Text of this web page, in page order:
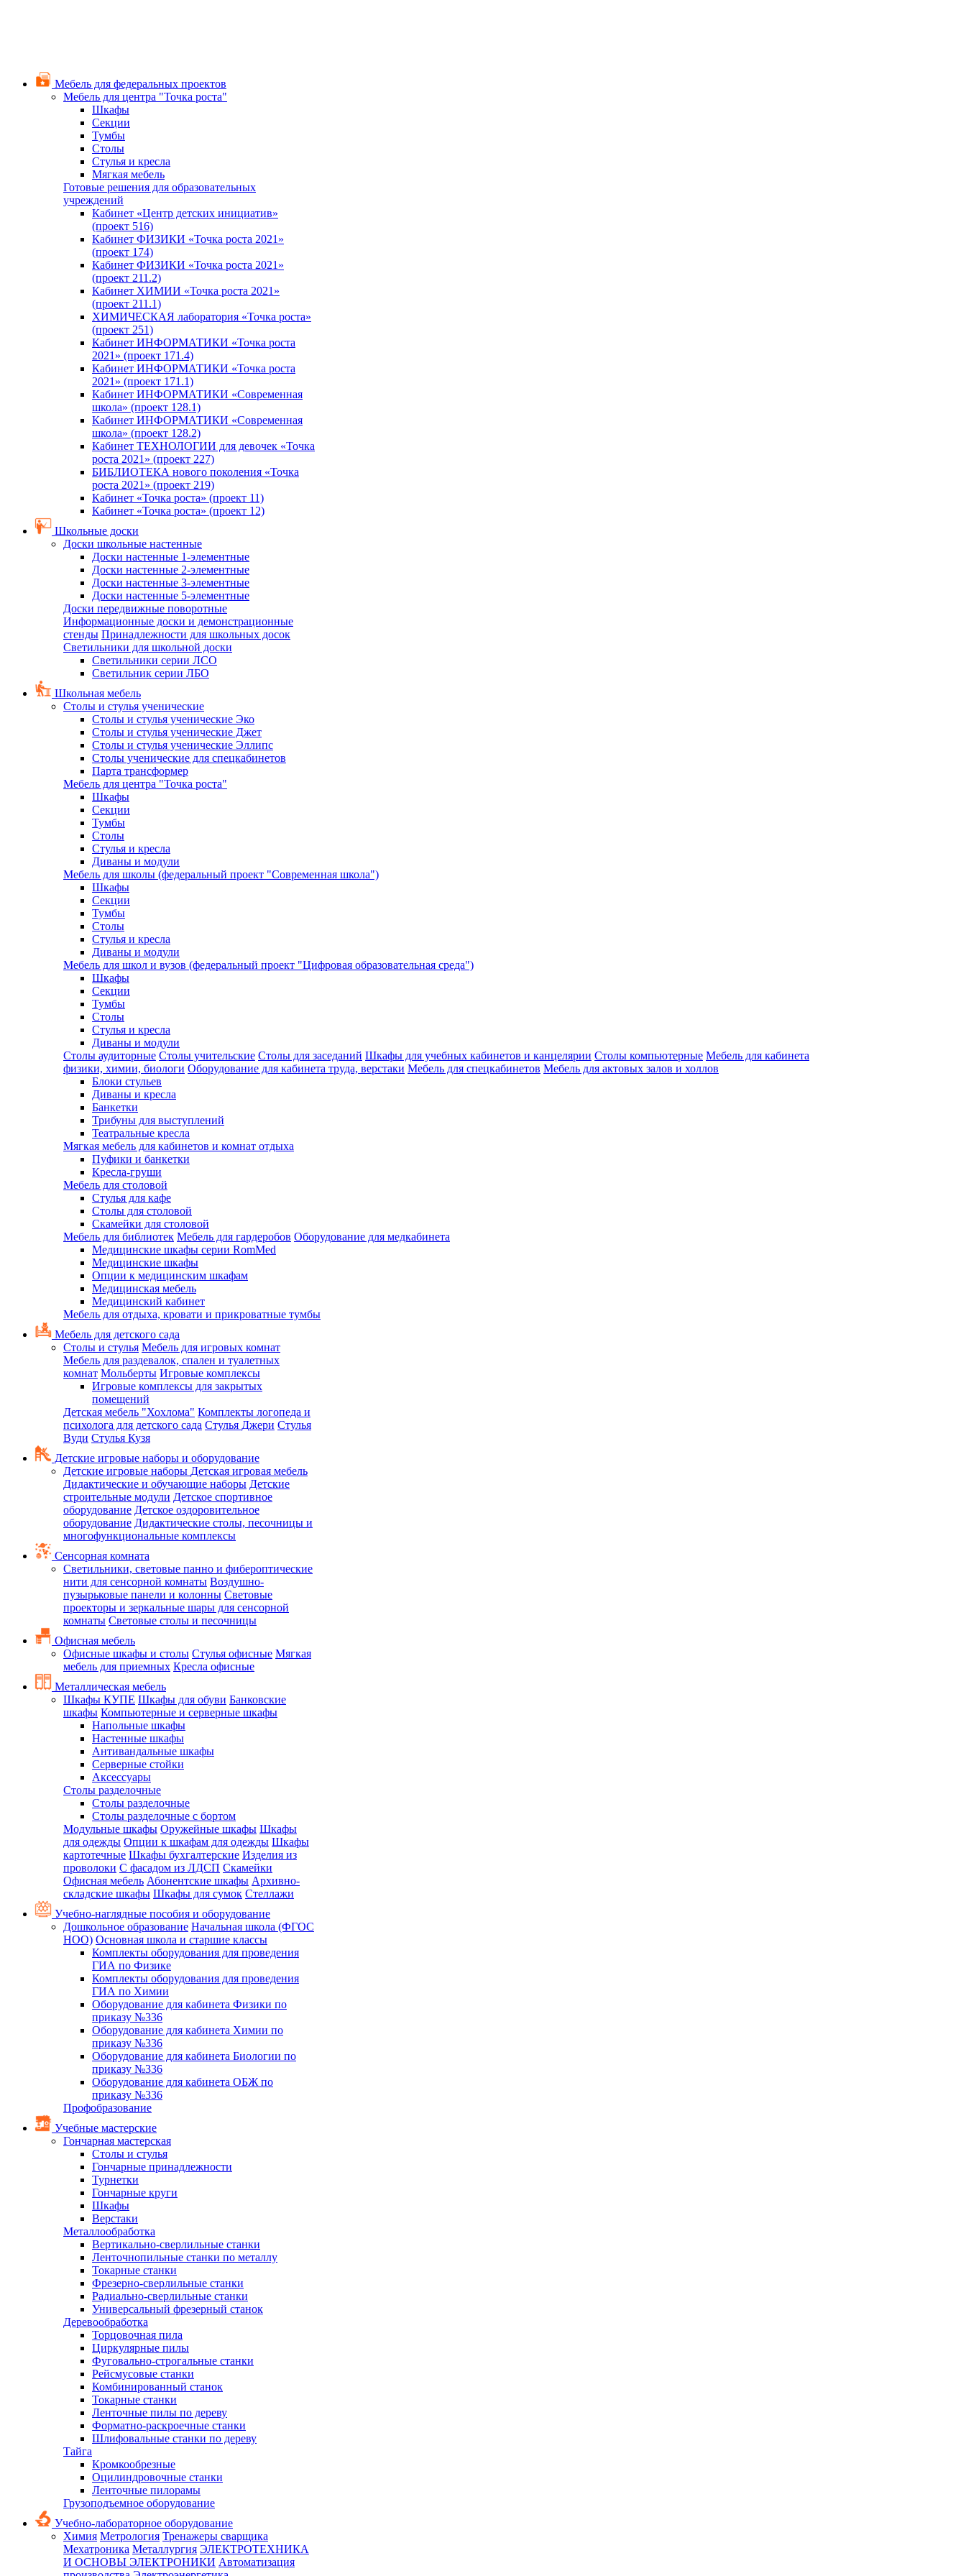
Мебель для федеральных проектов
Мебель для центра "Точка роста"
Шкафы
Секции
Тумбы
Столы
Стулья и кресла
Мягкая мебель
Готовые решения для образовательных
учреждений
Кабинет «Центр детских инициатив»
(проект 516)
Кабинет ФИЗИКИ «Точка роста 2021»
(проект 174)
Кабинет ФИЗИКИ «Точка роста 2021»
(проект 211.2)
Кабинет ХИМИИ «Точка роста 2021»
(проект 211.1)
ХИМИЧЕСКАЯ лаборатория «Точка роста»
(проект 251)
Кабинет ИНФОРМАТИКИ «Точка роста
2021» (проект 171.4)
Кабинет ИНФОРМАТИКИ «Точка роста
2021» (проект 171.1)
Кабинет ИНФОРМАТИКИ «Современная
школа» (проект 128.1)
Кабинет ИНФОРМАТИКИ «Современная
школа» (проект 128.2)
Кабинет ТЕХНОЛОГИИ для девочек «Точка
роста 2021» (проект 227)
БИБЛИОТЕКА нового поколения «Точка
роста 2021» (проект 219)
Кабинет «Точка роста» (проект 11)
Кабинет «Точка роста» (проект 12)
Школьные доски
Доски школьные настенные
Доски настенные 1-элементные
Доски настенные 2-элементные
Доски настенные 3-элементные
Доски настенные 5-элементные
Доски передвижные поворотные
Информационные доски и демонстрационные
стенды Принадлежности для школьных досок
Светильники для школьной доски
Светильники серии ЛСО
Светильник серии ЛБО
Школьная мебель
Столы и стулья ученические
Столы и стулья ученические Эко
Столы и стулья ученические Джет
Столы и стулья ученические Эллипс
Столы ученические для спецкабинетов
Парта трансформер
Мебель для центра "Точка роста"
Шкафы
Секции
Тумбы
Столы
Стулья и кресла
Диваны и модули
Мебель для школы (федеральный проект "Современная школа")
Шкафы
Секции
Тумбы
Столы
Стулья и кресла
Диваны и модули
Мебель для школ и вузов (федеральный проект "Цифровая образовательная среда")
Шкафы
Секции
Тумбы
Столы
Стулья и кресла
Диваны и модули
Столы аудиторные Столы учительские Столы для заседаний Шкафы для учебных кабинетов и канцелярии Столы компьютерные Мебель для кабинета
физики, химии, биологи Оборудование для кабинета труда, верстаки Мебель для спецкабинетов Мебель для актовых залов и холлов
Блоки стульев
Диваны и кресла
Банкетки
Трибуны для выступлений
Театральные кресла
Мягкая мебель для кабинетов и комнат отдыха
Пуфики и банкетки
Кресла-груши
Мебель для столовой
Cтулья для кафе
Cтолы для столовой
Скамейки для столовой
Мебель для библиотек Мебель для гардеробов Оборудование для медкабинета
Медицинские шкафы серии RomMed
Медицинские шкафы
Опции к медицинским шкафам
Медицинская мебель
Медицинский кабинет
Мебель для отдыха, кровати и прикроватные тумбы
Мебель для детского сада
Столы и стулья Мебель для игровых комнат
Мебель для раздевалок, спален и туалетных
комнат Мольберты Игровые комплексы
Игровые комплексы для закрытых
помещений
Детская мебель "Хохлома" Комплекты логопеда и
психолога для детского сада Стулья Джери Стулья
Вуди Стулья Кузя
Детские игровые наборы и оборудование
Детские игровые наборы Детская игровая мебель
Дидактические и обучающие наборы Детские
строительные модули Детское спортивное
оборудование Детское оздоровительное
оборудование Дидактические столы, песочницы и
многофункциональные комплексы
Сенсорная комната
Светильники, световые панно и фибероптические
нити для сенсорной комнаты Воздушно-
пузырьковые панели и колонны Световые
проекторы и зеркальные шары для сенсорной
комнаты Световые столы и песочницы
Офисная мебель
Офисные шкафы и столы Стулья офисные Мягкая
мебель для приемных Кресла офисные
Металлическая мебель
Шкафы КУПЕ Шкафы для обуви Банковские
шкафы Компьютерные и серверные шкафы
Напольные шкафы
Настенные шкафы
Антивандальные шкафы
Серверные стойки
Аксессуары
Столы разделочные
Столы разделочные
Столы разделочные с бортом
Модульные шкафы Оружейные шкафы Шкафы
для одежды Опции к шкафам для одежды Шкафы
картотечные Шкафы бухгалтерские Изделия из
проволоки С фасадом из ЛДСП Скамейки
Офисная мебель Абонентские шкафы Архивно-
складские шкафы Шкафы для сумок Стеллажи
Учебно-наглядные пособия и оборудование
Дошкольное образование Начальная школа (ФГОС
НОО) Основная школа и старшие классы
Комплекты оборудования для проведения
ГИА по Физике
Комплекты оборудования для проведения
ГИА по Химии
Оборудование для кабинета Физики по
приказу №336
Оборудование для кабинета Химии по
приказу №336
Оборудование для кабинета Биологии по
приказу №336
Оборудование для кабинета ОБЖ по
приказу №336
Профобразование
Учебные мастерские
Гончарная мастерская
Столы и стулья
Гончарные принадлежности
Турнетки
Гончарные круги
Шкафы
Верстаки
Металлообработка
Вертикально-сверлильные станки
Ленточнопильные станки по металлу
Токарные станки
Фрезерно-сверлильные станки
Радиально-сверлильные станки
Универсальный фрезерный станок
Деревообработка
Торцовочная пила
Циркулярные пилы
Фуговально-строгальные станки
Рейсмусовые станки
Комбинированный станок
Токарные станки
Ленточные пилы по дереву
Форматно-раскроечные станки
Шлифовальные станки по дереву
Тайга
Кромкообрезные
Оцилиндровочные станки
Ленточные пилорамы
Грузоподъемное оборудование
Учебно-лабораторное оборудование
Химия Метрология Тренажеры сварщика
Мехатроника Металлургия ЭЛЕКТРОТЕХНИКА
И ОСНОВЫ ЭЛЕКТРОНИКИ Автоматизация